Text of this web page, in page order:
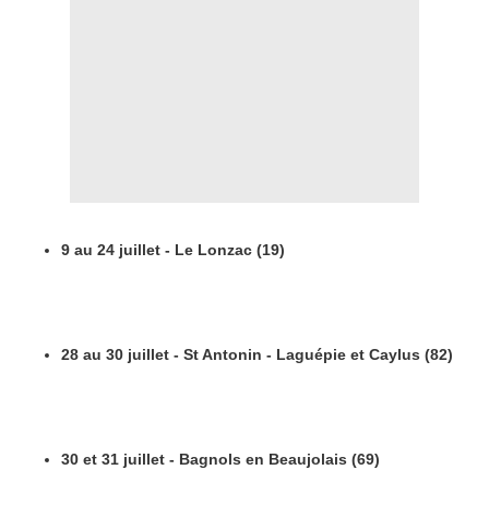
9 au 24 juillet - Le Lonzac (19)
28 au 30 juillet - St Antonin - Laguépie et Caylus (82)
30 et 31 juillet - Bagnols en Beaujolais (69)